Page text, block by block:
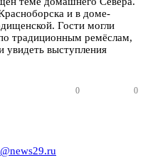
и в доме-
Гости могли
традиционным ремёслам,
увидеть выступления
0 0